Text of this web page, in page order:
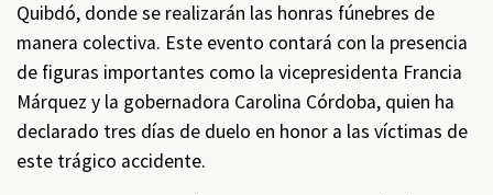
Quibdó, donde se realizarán las honras fúnebres de
manera colectiva. Este evento contará con la presencia
de figuras importantes como la vicepresidenta Francia
Márquez y la gobernadora Carolina Córdoba, quien ha
declarado tres días de duelo en honor a las víctimas de
este trágico accidente.